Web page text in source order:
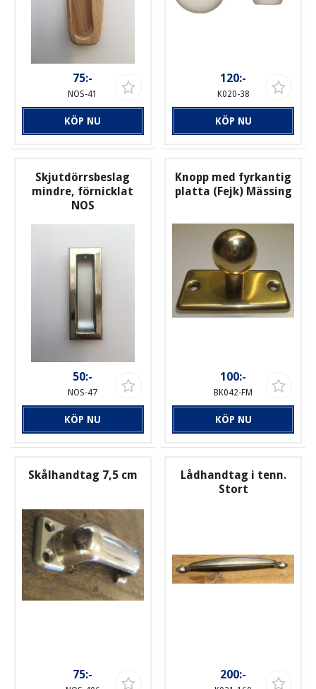
75:-
NOS-41
KÖP NU
120:-
K020-38
KÖP NU
Skjutdörrsbeslag
mindre, förnicklat
NOS
50:-
NOS-47
KÖP NU
Knopp med fyrkantig
platta (Fejk) Mässing
100:-
BK042-FM
KÖP NU
Skålhandtag 7,5 cm
75:-
Lådhandtag i tenn.
Stort
200:-